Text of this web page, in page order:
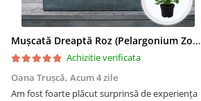
Mușcată Dreaptă Roz (Pelargonium Zonale)
Achizitie verificata
Oana Trușcă, Acum 4 zile
Am fost foarte plăcut surprinsă de experiența